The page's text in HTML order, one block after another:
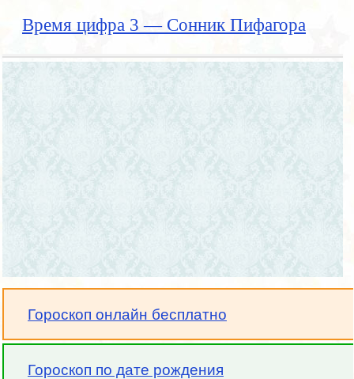
Время цифра 3 — Сонник Пифагора
Гороскоп онлайн бесплатно
Гороскоп по дате рождения